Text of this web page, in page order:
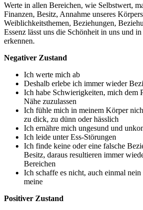
Werte in allen Bereichen, wie Selbstwert,
Finanzen, Besitz, Annahme unseres
Weiblichkeitsthemen, Beziehungen,
Essenz lässt uns die Schönheit in uns und
erkennen.
Negativer Zustand
Ich werte mich ab
Deshalb erlebe ich immer wieder
Ich habe Schwierigkeiten, mich dem
Nähe zuzulassen
Ich fühle mich in meinem Körper
zu dick, zu dünn oder hässlich
Ich ernähre mich ungesund und
Ich leide unter Ess-Störungen
Ich finde keine oder eine falsche
Besitz, daraus resultieren immer
Bereichen
Ich schaffe es nicht, auch einmal
meine
Positiver Zustand